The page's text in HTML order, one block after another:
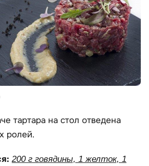
тартара на стол отведена
ролей.
200 г говядины, 1 желток, 1